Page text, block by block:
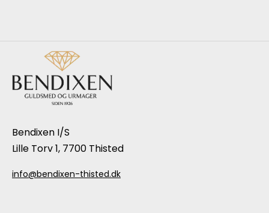
Bendixen I/S
Lille Torv 1, 7700 Thisted
info@bendixen-thisted.dk